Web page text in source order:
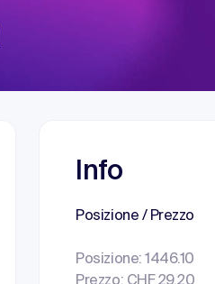
Info
Posizione / Prezzo
Posizione: 1446.10